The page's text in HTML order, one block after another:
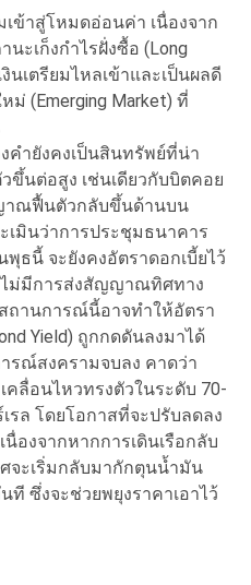
เข้าสู่โหมดอ่อนค่า เนื่องจาก
ะเก็งกำไรฝั่งซื้อ (Long
นเตรียมไหลเข้าและเป็นผลดี
ม่ (Emerging Market) ที่
คำยังคงเป็นสินทรัพย์ที่น่า
ขึ้นต่อสูง เช่นเดียวกับบิตคอย
ณฟื้นตัวกลับขึ้นด้านบน
เมินว่าการประชุมธนาคาร
พุธนี้ จะยังคงอัตราดอกเบี้ยไว้
ไม่มีการส่งสัญญาณทิศทาง
สถานการณ์นี้อาจทำให้อัตรา
Yield) ถูกกดดันลงมาได้
รณ์สงครามจบลง คาดว่า
คลื่อนไหวทรงตัวในระดับ 70-
รล โดยโอกาสที่จะปรับลดลง
องจากหากการเดินเรือกลับ
จะเริ่มกลับมากักตุนน้ำมัน
ซึ่งจะช่วยพยุงราคาเอาไว้